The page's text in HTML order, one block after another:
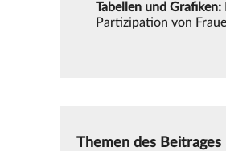
Tabellen und Grafiken:
Partizipation von
Themen des Beitrages